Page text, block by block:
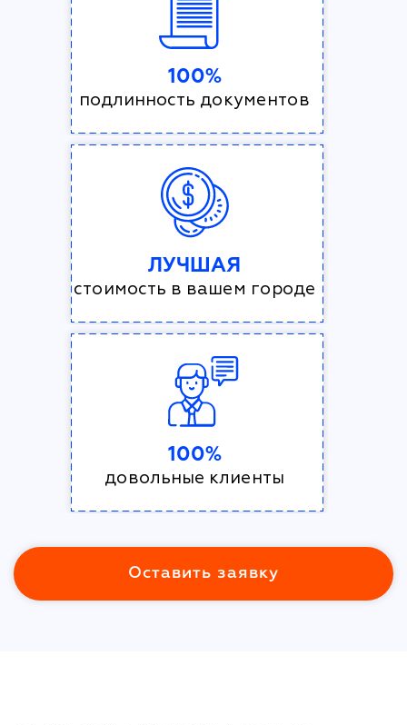
100%
подлинность документов
ЛУЧШАЯ
стоимость в вашем городе
100%
довольные клиенты
Оставить заявку